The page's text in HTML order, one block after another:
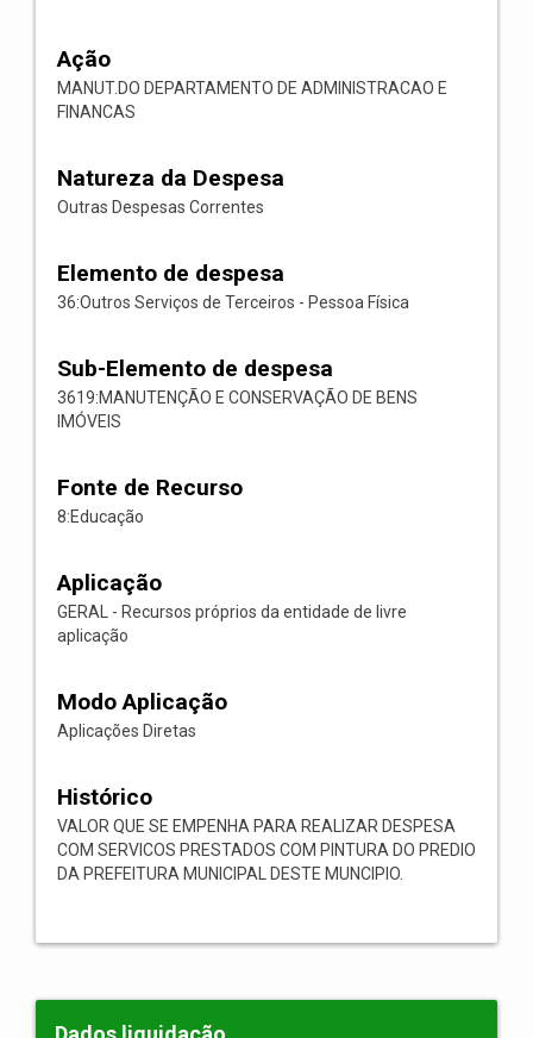
Ação
MANUT.DO DEPARTAMENTO DE ADMINISTRACAO E
FINANCAS
Natureza da Despesa
Outras Despesas Correntes
Elemento de despesa
36:Outros Serviços de Terceiros - Pessoa Física
Sub-Elemento de despesa
3619:MANUTENÇÃO E CONSERVAÇÃO DE BENS
IMÓVEIS
Fonte de Recurso
8:Educação
Aplicação
GERAL - Recursos próprios da entidade de livre
aplicação
Modo Aplicação
Aplicações Diretas
Histórico
VALOR QUE SE EMPENHA PARA REALIZAR DESPESA
COM SERVICOS PRESTADOS COM PINTURA DO PREDIO
DA PREFEITURA MUNICIPAL DESTE MUNCIPIO.